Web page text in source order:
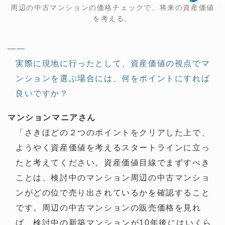
周辺の中古マンションの価格チェックで、将来の資産価値
を考える。
——
実際に現地に行ったとして、資産価値の視点でマ
ンションを選ぶ場合には、何をポイントにすれば
良いですか？
マンションマニアさん
「さきほどの２つのポイントをクリアした上で、
ようやく資産価値を考えるスタートラインに立っ
たと考えてください。資産価値目線でまずすべき
ことは、検討中のマンション周辺の中古マンショ
ンがどの位で売り出されているかを確認すること
です。周辺の中古マンションの販売価格を見れ
ば、検討中の新築マンションが10年後にはいくら